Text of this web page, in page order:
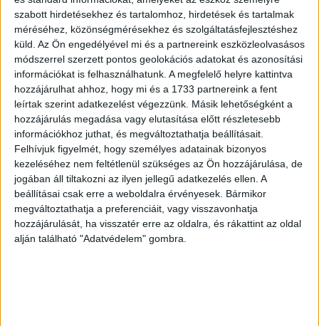
szabott hirdetésekhez és tartalomhoz, hirdetések és tartalmak
méréséhez, közönségmérésekhez és szolgáltatásfejlesztéshez
küld. Az Ön engedélyével mi és a partnereink eszközleolvasásos
módszerrel szerzett pontos geolokációs adatokat és azonosítási
információkat is felhasználhatunk. A megfelelő helyre kattintva
hozzájárulhat ahhoz, hogy mi és a 1733 partnereink a fent
leírtak szerint adatkezelést végezzünk. Másik lehetőségként a
hozzájárulás megadása vagy elutasítása előtt részletesebb
információkhoz juthat, és megváltoztathatja beállításait.
Felhívjuk figyelmét, hogy személyes adatainak bizonyos
kezeléséhez nem feltétlenül szükséges az Ön hozzájárulása, de
jogában áll tiltakozni az ilyen jellegű adatkezelés ellen. A
beállításai csak erre a weboldalra érvényesek. Bármikor
megváltoztathatja a preferenciáit, vagy visszavonhatja
hozzájárulását, ha visszatér erre az oldalra, és rákattint az oldal
alján található "Adatvédelem" gombra.
vásárlásánál. Így nagyon ritka az, amikor egy átlagos
lakást a vevő az adott kínálati áron hajlandó megvenni.
Sokkal jellemzőbb, hogy az érdeklődők további lakásokat
is megnéznek a megnövekedett választék miatt, és
kivárnak a döntéssel. Hart Erzsébet véleménye szerint
átlagosan 5-10 százalék körül alakulhat az alku mértéke a
három belvárosi kerületben.
Nagy Andrea azt is megjegyezte, hogy sokszor
találkoznak az ingatlanközvetítők azzal a jelenséggel,
hogy az eladók mérsékelni kénytelenek a hirdetési árat,
hogy egyáltalán legyenek érdeklődők, ilyenkor viszont már
nem nagyon hajlandók alkudozni.